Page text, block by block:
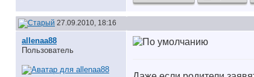
27.09.2010, 18:16
allenaa88
Пользователь